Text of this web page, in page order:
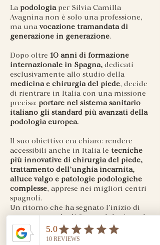
La podologiaper Silvia Camilla
Avagnina non è solo una professione,
ma unavocazione tramandata di
generazione in generazione.
Dopo oltre 10 anni di formazione
internazionale in Spagna, dedicati
esclusivamente allo studio della
medicina e chirurgia del piede, decide
di rientrare in Italia con una missione
precisa: portare nel sistema sanitario
italiano gli standard più avanzati della
podologia europea.
Il suo obiettivo era chiaro: rendere
accessibili anche in Italia le tecniche
più innovative di chirurgia del piede,
trattamento dell’unghia incarnita,
alluce valgo e patologie podologiche
complesse, apprese nei migliori centri
spagnoli.
Un ritorno che ha segnato l’inizio di
un nuovo modo di fare podologia nel
nostro Paese.